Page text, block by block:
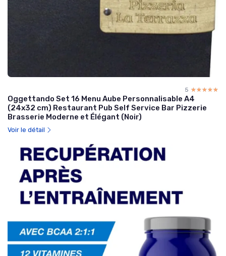
5 ☆☆☆☆☆
★★★★★
Oggettando Set 16 Menu Aube Personnalisable A4
(24x32 cm) Restaurant Pub Self Service Bar Pizzerie
Brasserie Moderne et Élégant (Noir)
Voir le détail